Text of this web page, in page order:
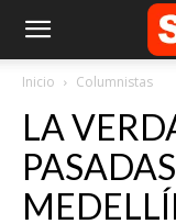
Inicio Columnistas
LA